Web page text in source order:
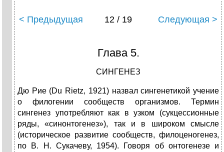
< Предыдущая 12 / 19 Следующая >
Глава 5.
СИНГЕНЕЗ
Дю Рие (Du Rietz, 1921) назвал сингенетикой учение
о филогении сообществ организмов. Термин
сингенез употребляют как в узком (сукцессионные
ряды, «синонтогенез»), так и в широком смысле
(историческое развитие сообществ, филоценогенез,
по В. Н. Сукачеву, 1954). Говоря об онтогенезе и